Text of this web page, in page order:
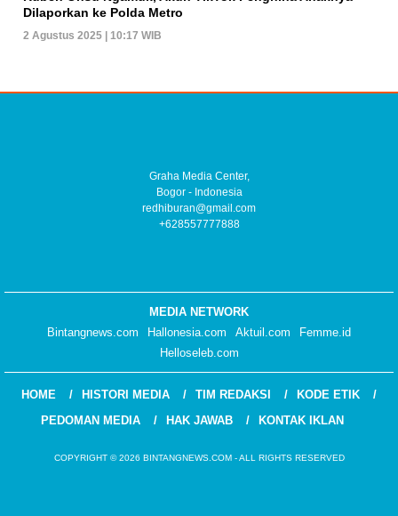
Dilaporkan ke Polda Metro
2 Agustus 2025 | 10:17 WIB
Graha Media Center,
Bogor - Indonesia
redhiburan@gmail.com
+628557777888
MEDIA NETWORK
Bintangnews.com
Hallonesia.com Aktuil.com
Femme.id
Helloseleb.com
HOME HISTORI MEDIA TIM REDAKSI
KODE ETIK
PEDOMAN MEDIA
HAK JAWAB KONTAK IKLAN
COPYRIGHT © 2026 BINTANGNEWS.COM - ALL RIGHTS RESERVED